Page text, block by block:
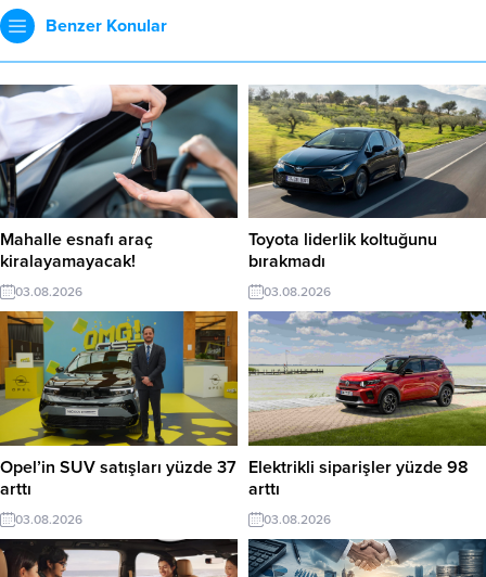
Benzer Konular
Mahalle esnafı araç
kiralayamayacak!
03.08.2026
Toyota liderlik koltuğunu
bırakmadı
03.08.2026
Opel’in SUV satışları yüzde 37
arttı
03.08.2026
Elektrikli siparişler yüzde 98
arttı
03.08.2026